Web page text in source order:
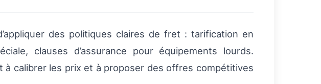
des politiques claires de fret : tarification en
clauses d’assurance pour équipements lourds.
à calibrer les prix et à proposer des offres compétitives